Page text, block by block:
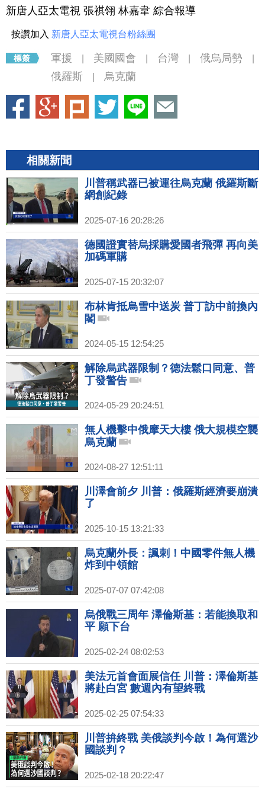
新唐人亞太電視 張祺翎 林嘉韋 綜合報導
按讚加入 新唐人亞太電視台粉絲團
軍援 美國國會 台灣 俄烏局勢
俄羅斯 烏克蘭
相關新聞
川普稱武器已被運往烏克蘭 俄羅斯斷
網創紀錄
2025-07-16 20:28:26
德國證實替烏採購愛國者飛彈 再向美
加碼軍購
2025-07-15 20:32:07
布林肯抵烏雪中送炭 普丁訪中前換內
閣
2024-05-15 12:54:25
解除烏武器限制？德法鬆口同意、普
丁發警告
2024-05-29 20:24:51
無人機擊中俄摩天大樓 俄大規模空襲
烏克蘭
2024-08-27 12:51:11
川澤會前夕 川普：俄羅斯經濟要崩潰
了
2025-10-15 13:21:33
烏克蘭外長：諷刺！中國零件無人機
炸到中領館
2025-07-07 07:42:08
烏俄戰三周年 澤倫斯基：若能換取和
平 願下台
2025-02-24 08:02:53
美法元首會面展信任 川普：澤倫斯基
將赴白宮 數週內有望終戰
2025-02-25 07:54:33
川普拚終戰 美俄談判今啟！為何選沙
國談判？
2025-02-18 20:22:47